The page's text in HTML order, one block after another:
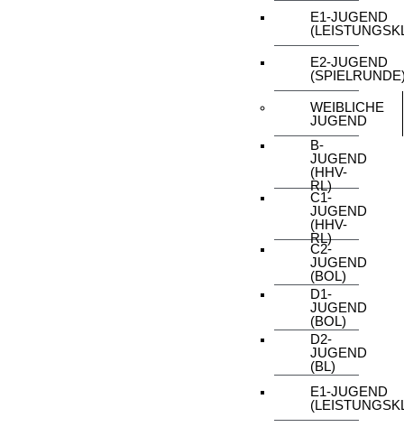
E1-JUGEND
E2-JUGEND
WEIBLICHE
JUGEND
B-
JUGEND
(HHV-
RL)
C1-
JUGEND
(HHV-
RL)
C2-
JUGEND
(BOL)
D1-
JUGEND
(BOL)
D2-
JUGEND
(BL)
E1-JUGEND